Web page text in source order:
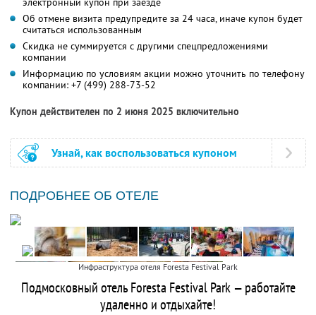
Об отмене визита предупредите за 24 часа, иначе купон будет
считаться использованным
Скидка не суммируется с другими спецпредложениями
компании
Информацию по условиям акции можно уточнить по телефону
компании: +7 (499) 288-73-52
Купон действителен по 2 июня 2025 включительно
Узнай, как воспользоваться купоном
ПОДРОБНЕЕ ОБ ОТЕЛЕ
Инфраструктура отеля Foresta Festival Park
Подмосковный отель Foresta Festival Park — работайте
удаленно и отдыхайте!